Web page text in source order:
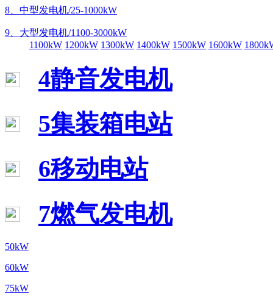
8、中型发电机/25-1000kW
9、大型发电机/1100-3000kW
1100kW 1200kW 1300kW 1400kW 1500kW 1600kW
4静音发电机
5集装箱电站
6移动电站
7燃气发电机
50kW
60kW
75kW